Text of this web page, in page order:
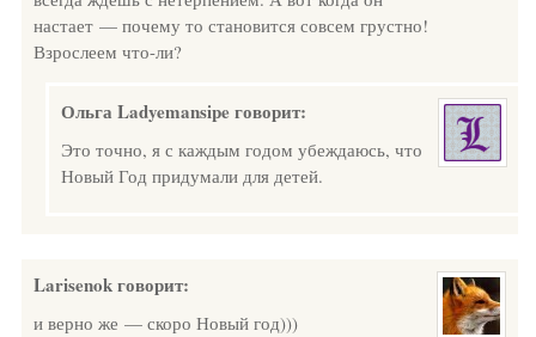
настает — почему то становится совсем грустно!
Взрослеем что-ли?
Ольга Ladyemansipe говорит:
Это точно, я с каждым годом убеждаюсь, что
Новый Год придумали для детей.
Larisenokговорит:
и верно же — скоро Новый год)))